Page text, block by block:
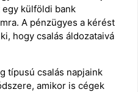
külföldi bank
A pénzügyes a kérést
hogy csalás áldozataivá
típusú csalás napjaink
amikor is cégek